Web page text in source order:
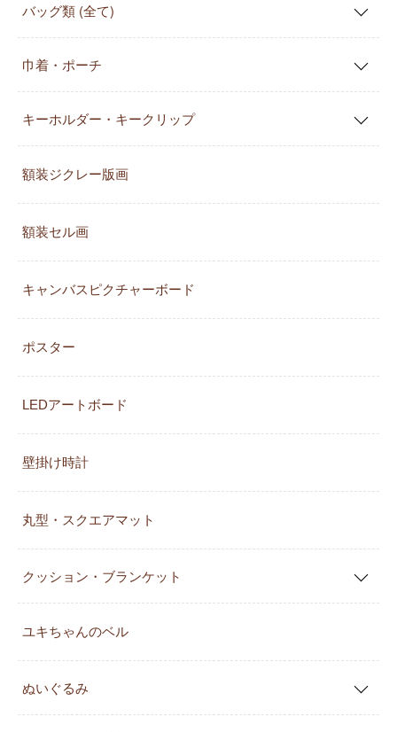
バッグ類 (全て)
巾着・ポーチ
キーホルダー・キークリップ
額装ジクレー版画
額装セル画
キャンバスピクチャーボード
ポスター
LEDアートボード
壁掛け時計
丸型・スクエアマット
クッション・ブランケット
ユキちゃんのベル
ぬいぐるみ